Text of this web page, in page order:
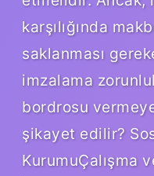
karşılığında
saklanması
imzalama
bordrosu
şikayet edilir?
KurumuÇalışma